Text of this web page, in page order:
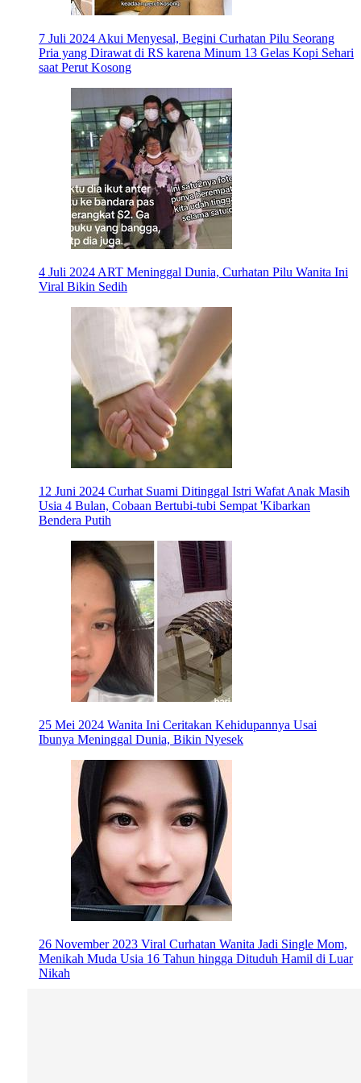
7 Juli 2024 Akui Menyesal, Begini Curhatan Pilu Seorang
Pria yang Dirawat di RS karena Minum 13 Gelas Kopi Sehari
saat Perut Kosong
4 Juli 2024 ART Meninggal Dunia, Curhatan Pilu Wanita Ini
Viral Bikin Sedih
12 Juni 2024 Curhat Suami Ditinggal Istri Wafat Anak Masih
Usia 4 Bulan, Cobaan Bertubi-tubi Sempat 'Kibarkan
Bendera Putih
25 Mei 2024 Wanita Ini Ceritakan Kehidupannya Usai
Ibunya Meninggal Dunia, Bikin Nyesek
26 November 2023 Viral Curhatan Wanita Jadi Single Mom,
Menikah Muda Usia 16 Tahun hingga Dituduh Hamil di Luar
Nikah